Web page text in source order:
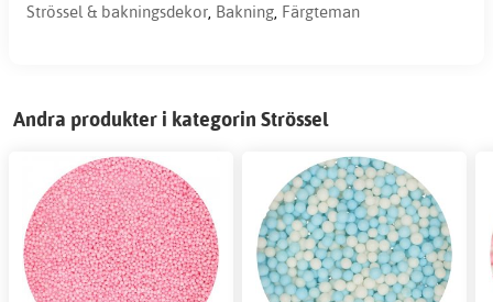
Strössel & bakningsdekor, Bakning, Färgteman
Andra produkter i kategorin Strössel